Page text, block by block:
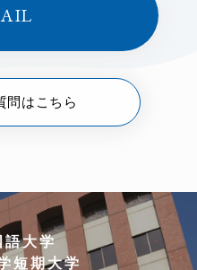
問はこちら
語大学
短期大学